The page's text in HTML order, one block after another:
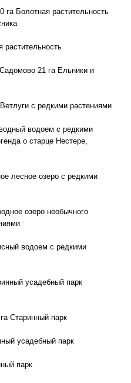
Болотная растительность
растительность
21 га Ельники и
с редкими растениями
водоем с редкими
о старце Нестере,
лесное озеро с редкими
озеро необычного
водоем с редкими
усадебный парк
Старинный парк
усадебный парк
парк